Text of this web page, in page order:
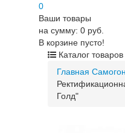
0
Ваши товары
на сумму: 0 руб.
В корзине пусто!
Каталог товаров
Главная
Голд"